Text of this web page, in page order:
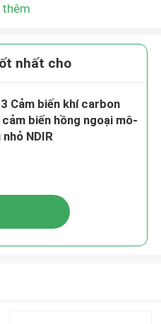
thêm
nhất cho
Cảm biến khí carbon
biến hồng ngoại mô-
NDIR